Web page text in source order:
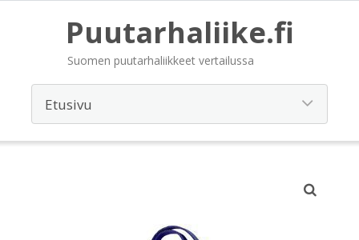
Puutarhaliike.fi
Suomen puutarhaliikkeet vertailussa